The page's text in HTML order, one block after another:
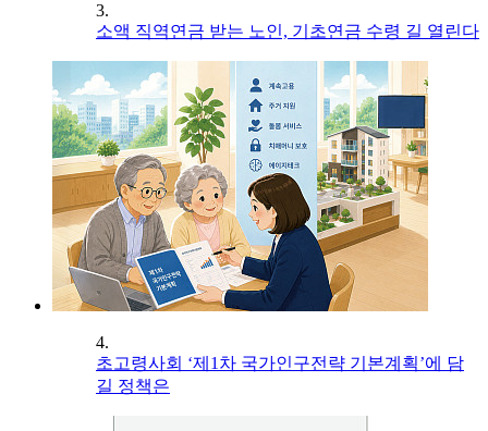
3.
소액 직역연금 받는 노인, 기초연금 수령 길 열린다
4.
초고령사회 ‘제1차 국가인구전략 기본계획’에 담
길 정책은